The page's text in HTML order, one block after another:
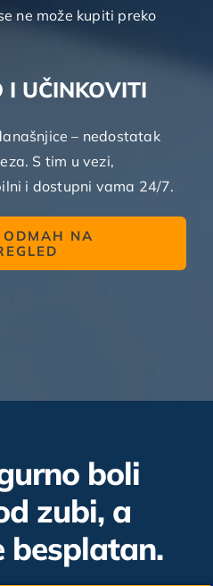
ne može kupiti preko
I UČINKOVITI
– nedostatak
S tim u vezi,
i dostupni vama 24/7.
NA
boli
zubi, a
besplatan.